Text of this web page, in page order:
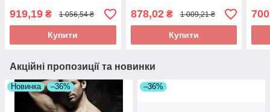
Україні оригінал
919,19 ₴ 1 056,54 ₴
Купити
оригінал
878,02₴ 1 009,21 ₴
Купити
700
Акційні пропозиції та новинки
Новинка –36% –36%